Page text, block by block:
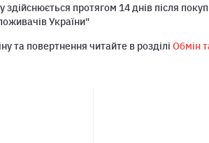
протягом 14 днів після
України"
та повертнення читайте в розділі Обмін